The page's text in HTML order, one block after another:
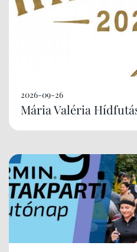
2026-09-26
Mária Valéria